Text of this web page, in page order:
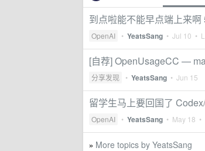
到点啦能不能早点端上来啊
OpenAI • YeatsSang • Jul 10 •
[自荐] OpenUsageCC —
分享发现 • YeatsSang • Jun 15
留学生马上要回国了
OpenAI • YeatsSang • May 18
» More topics by YeatsSang